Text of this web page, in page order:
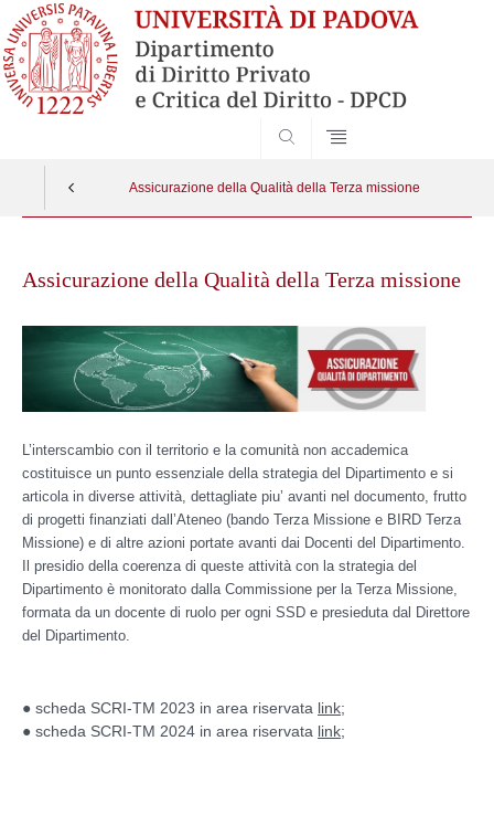
Assicurazione della Qualità della Terza missione
contentAssicurazione della Qualità della Terza missione
L’interscambio con il territorio e la comunità non accademica
costituisce un punto essenziale della strategia del Dipartimento e si
articola in diverse attività, dettagliate piu’ avanti nel documento, frutto
di progetti finanziati dall’Ateneo (bando Terza Missione e BIRD Terza
Missione) e di altre azioni portate avanti dai Docenti del Dipartimento.
Il presidio della coerenza di queste attività con la strategia del
Dipartimento è monitorato dalla Commissione per la Terza Missione,
formata da un docente di ruolo per ogni SSD e presieduta dal Direttore
del Dipartimento.
● scheda SCRI-TM 2023 in area riservata link;
● scheda SCRI-TM 2024 in area riservata link;